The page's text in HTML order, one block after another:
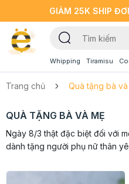
GIẢM 25K SHIP
Whipping Tiramisu
Trang chủ Quà tặng bà và
QUÀ TẶNG BÀ VÀ MẸ
Ngày 8/3 thật đặc biệt đối với
dành tặng người phụ nữ thân